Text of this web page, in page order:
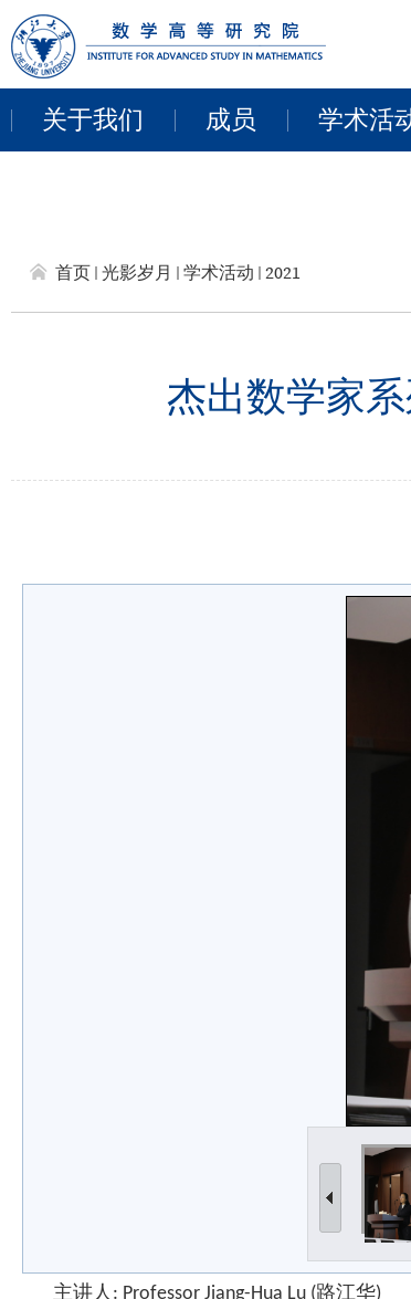
关于我们 成员 学术活
线上报告
首页 光影岁月 学术活动 2021
杰出数学家
主讲人: Professor Jiang-Hua Lu (路江华)